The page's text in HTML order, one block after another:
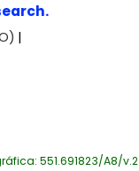
551.691823/A8/v.2